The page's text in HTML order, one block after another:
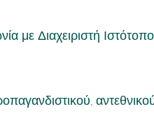
Διαχειριστή